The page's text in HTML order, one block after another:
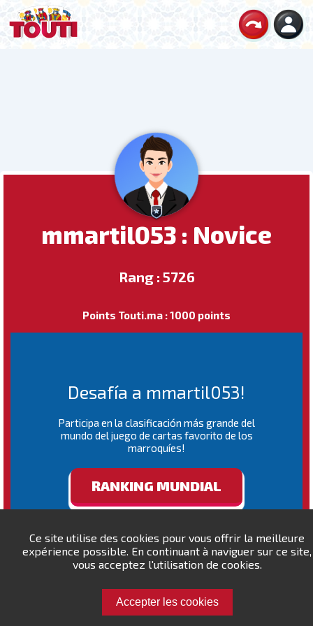
Ce site utilise des cookies pour vous offrir la meilleure
expérience possible. En continuant à naviguer sur ce site,
vous acceptez l'utilisation de cookies.
Accepter les cookies
mmartil053 : Novice
Rang : 5726
Points Touti.ma : 1000 points
Desafía a mmartil053!
Participa en la clasificación más grande del
mundo del juego de cartas favorito de los
marroquíes!
RANKING MUNDIAL